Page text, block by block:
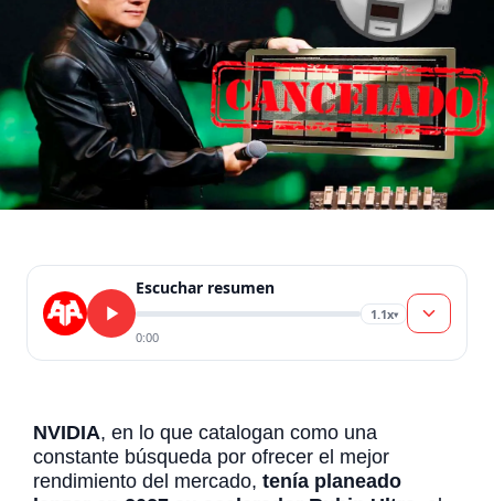
Escuchar resumen
1.1x▾
0:00
NVIDIA, en lo que catalogan como una
constante búsqueda por ofrecer el mejor
rendimiento del mercado, tenía planeado